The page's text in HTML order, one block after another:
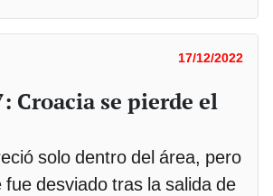
17/12/2022
Croacia se pierde el
solo dentro del área, pero
desviado tras la salida de